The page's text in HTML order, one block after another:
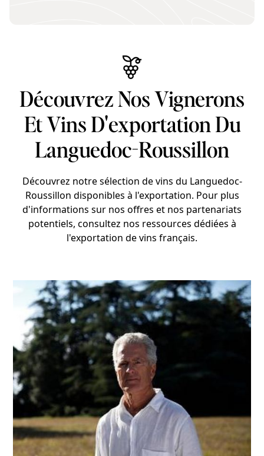
Découvrez Nos Vignerons
Et Vins D'exportation Du
Languedoc-Roussillon
Découvrez notre sélection de vins du Languedoc-
Roussillon disponibles à l'exportation. Pour plus
d'informations sur nos offres et nos partenariats
potentiels, consultez nos ressources dédiées à
l'exportation de vins français.